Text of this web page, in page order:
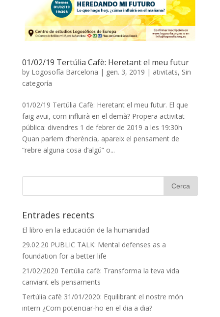
01/02/19 Tertúlia Cafè: Heretant el meu futur
by Logosofía Barcelona | gen. 3, 2019 | ativitats, Sin
categoría
01/02/19 Tertúlia Cafè: Heretant el meu futur. El que
faig avui, com influirà en el demà? Propera activitat
pública: divendres 1 de febrer de 2019 a les 19:30h
Quan parlem d’herència, apareix el pensament de
“rebre alguna cosa d’algú” o...
Entrades recents
El libro en la educación de la humanidad
29.02.20 PUBLIC TALK: Mental defenses as a
foundation for a better life
21/02/2020 Tertúlia cafè: Transforma la teva vida
canviant els pensaments
Tertúlia cafè 31/01/2020: Equilibrant el nostre món
intern ¿Com potenciar-ho en el dia a dia?